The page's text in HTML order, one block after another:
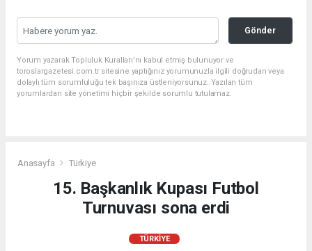
Gönder
Yorum yazarak Topluluk Kuralları’nı kabul etmiş bulunuyor ve
toroslargazetesi.com.tr sitesine yaptığınız yorumunuzla ilgili doğrudan veya
dolaylı tüm sorumluluğu tek başınıza üstleniyorsunuz. Yazılan tüm
yorumlardan site yönetimi hiçbir şekilde sorumlu tutulamaz.
Anasayfa Türkiye
15. Başkanlık Kupası Futbol
Turnuvası sona erdi
TÜRKIYE